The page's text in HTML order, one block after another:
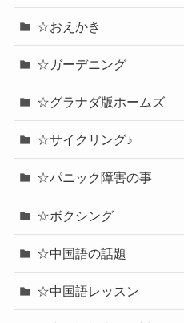
☆おえかき
☆ガーデニング
☆グラナダ版ホームズ
☆サイクリング♪
☆パニック障害の事
☆ボクシング
☆中国語の話題
☆中国語レッスン